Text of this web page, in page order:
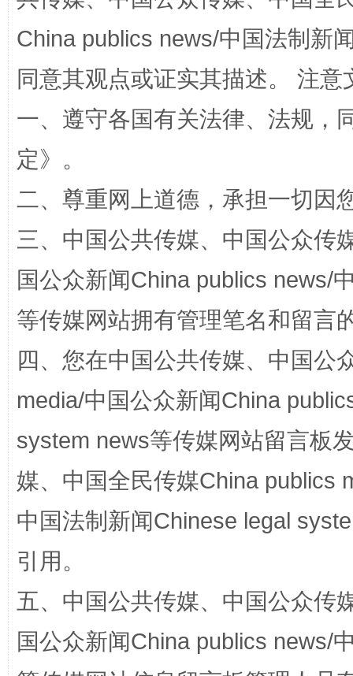
站台名比不上好声名
漫山遍野的桃花与雪山、麦地、白藏房 除
网上购药对药下症？
China publics news/中国法制新
同意其观点或证实其描述。 注
一、遵守各国有关法律、法规，
定》。
二、尊重网上道德，承担一切因
三、中国公共传媒、中国公众传
国公众新闻China publics news/
等传媒网站拥有管理笔名和留言
四、您在中国公共传媒、中国公
media/中国公众新闻China
system news等传媒网站留言板
媒、中国全民传媒China publics
中国法制新闻Chinese legal
引用。
五、中国公共传媒、中国公众传
国公众新闻China publics news/